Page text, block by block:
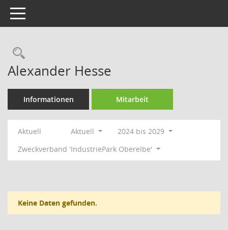
Toggle navigation
Rechercheauswahl
Alexander Hesse
Informationen Mitarbeit
Aktuell Aktuell
2024 bis 2029
Zweckverband 'IndustriePark Oberelbe'
Keine Daten gefunden.